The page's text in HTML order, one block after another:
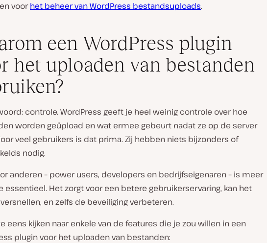
voorhet beheer van WordPress bestandsuploads.
een WordPress plugin
het uploaden van bestanden
controle. WordPress geeft je heel weinig controle over hoe
worden geüpload en wat ermee gebeurt nadat ze op de server
veel gebruikers is dat prima. Zij hebben niets bijzonders of
nodig.
anderen – power users, developers en bedrijfseigenaren – is meer
essentieel. Het zorgt voor een betere gebruikerservaring, kan het
en zelfs de beveiliging verbeteren.
eens kijken naar enkele van de features die je zou willen in een
plugin voor het uploaden van bestanden: